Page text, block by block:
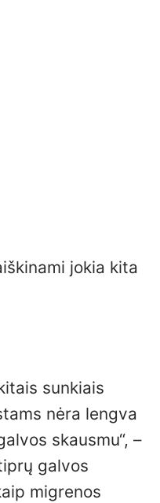
jokia kita
sunkiais
nėra lengva
skausmu“, –
galvos
migrenos